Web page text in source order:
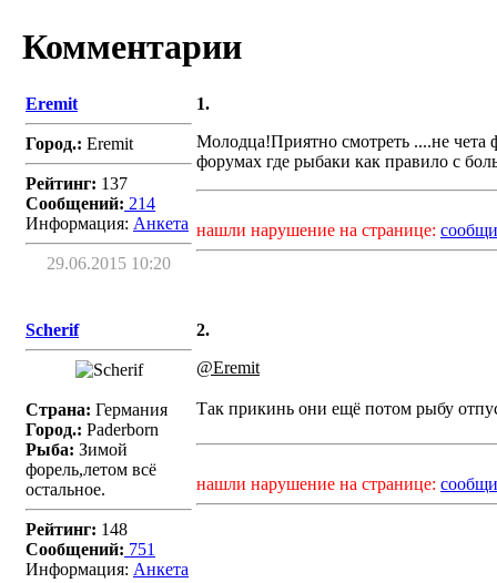
Комментарии
Eremit
Город.: Eremit
Рейтинг: 137
Сообщений: 214
Информация: Aнкета
29.06.2015 10:20
1.
Молодца!Приятно смотреть ....не чета
форумах где рыбаки как правило с
нашли нарушение на странице:
Scherif
Страна: Германия
Город.: Paderborn
Рыба: Зимой
форель,летом всё
остальное.
Рейтинг: 148
Сообщений: 751
Информация: Aнкета
2.
@Eremit
Так прикинь они ещё потом рыбу
нашли нарушение на странице: